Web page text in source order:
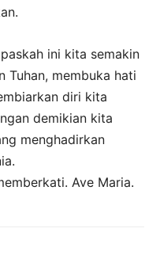
ini kita semakin
Tuhan, membuka hati
diri kita
demikian kita
menghadirkan
Ave Maria.